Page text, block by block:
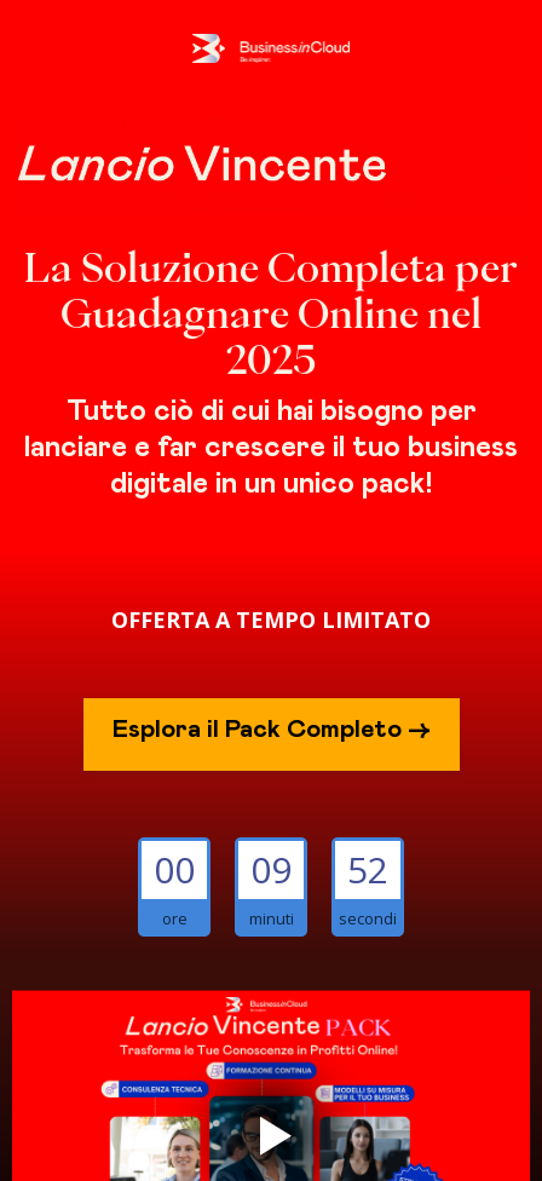
La Soluzione Completa per
Guadagnare Online nel
2025
Tutto ciò di cui hai bisogno per
lanciare e far crescere il tuo business
digitale in un unico pack!
OFFERTA A TEMPO LIMITATO
Esplora il Pack Completo ->
00
ore
09
minuti
51
secondi